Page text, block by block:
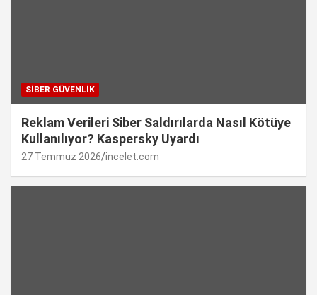
SIBER GÜVENLIK
Reklam Verileri Siber Saldırılarda Nasıl Kötüye
Kullanılıyor? Kaspersky Uyardı
27 Temmuz 2026 incelet.com